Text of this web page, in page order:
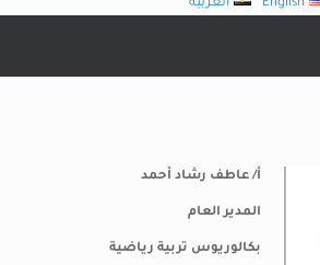
العربية English
أ/ عاطف رشاد أحمد
المدير العام
بكالوريوس تربية رياضية